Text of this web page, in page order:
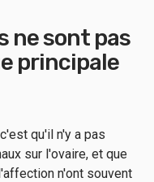
ne sont pas
principale
qu'il n'y a pas
sur l'ovaire, et que
n'ont souvent